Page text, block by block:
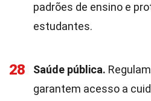
padrões de ensino e
estudantes.
28 Saúde pública.
garantem acesso a